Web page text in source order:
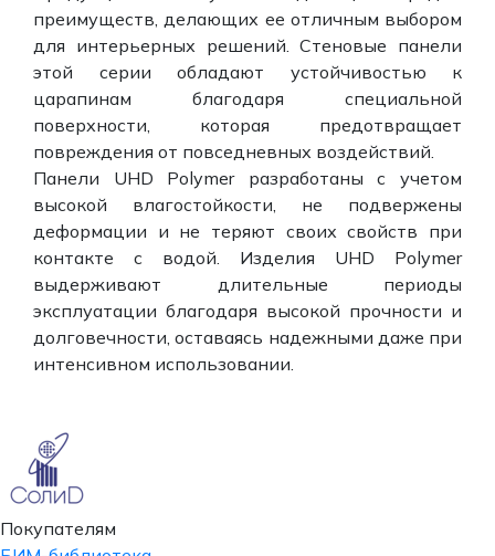
преимуществ, делающих ее отличным выбором
для интерьерных решений. Стеновые панели
этой серии обладают устойчивостью к
царапинам благодаря специальной
поверхности, которая предотвращает
повреждения от повседневных воздействий.
Панели UHD Polymer разработаны с учетом
высокой влагостойкости, не подвержены
деформации и не теряют своих свойств при
контакте с водой. Изделия UHD Polymer
выдерживают длительные периоды
эксплуатации благодаря высокой прочности и
долговечности, оставаясь надежными даже при
интенсивном использовании.
Покупателям